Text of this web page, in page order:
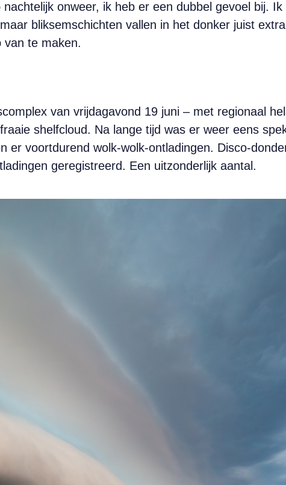
onweer, ik heb er een dubbel gevoel bij.
bliksemschichten vallen in het donker juist
van te maken.
van vrijdagavond 19 juni – met regionaal
shelfcloud. Na lange tijd was er weer eens
er voortdurend wolk-wolk-ontladingen. Disco-
geregistreerd. Een uitzonderlijk aantal.